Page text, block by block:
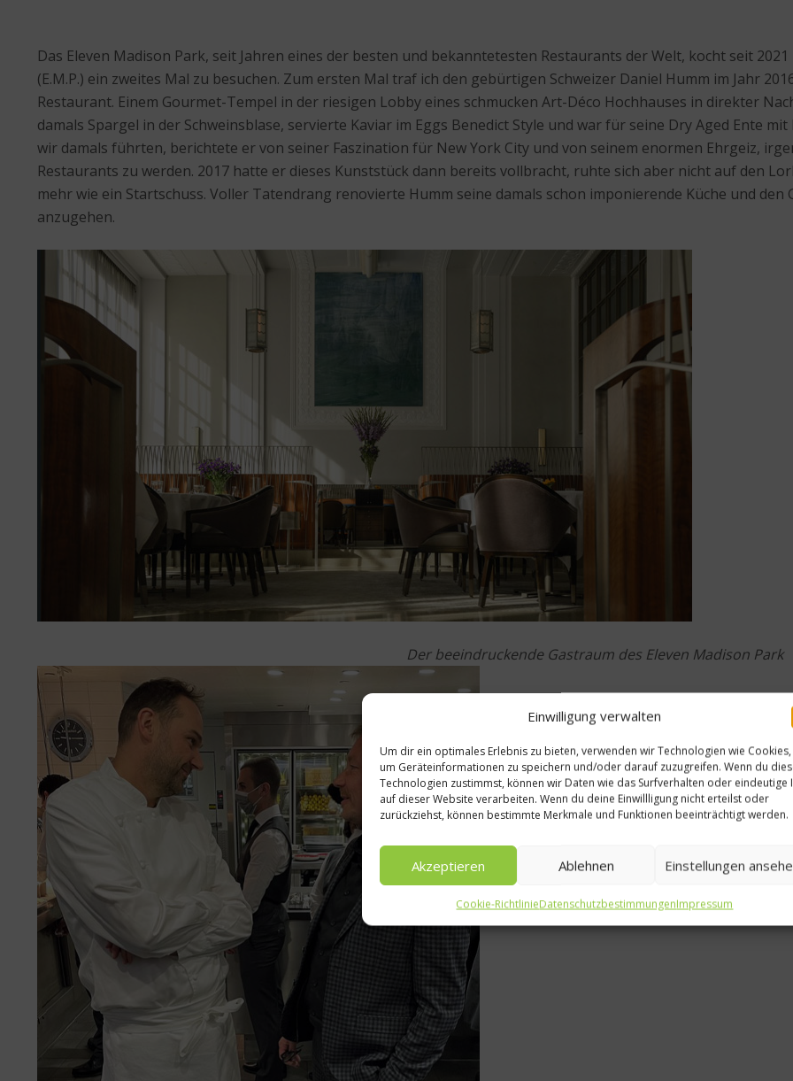
Einwilligung verwalten
Um dir ein optimales Erlebnis zu bieten, verwenden wir Technologien wie Cookies,
um Geräteinformationen zu speichern und/oder darauf zuzugreifen. Wenn du
Technologien zustimmst, können wir Daten wie das Surfverhalten oder eindeutige
auf dieser Website verarbeiten. Wenn du deine Einwillligung nicht erteilst oder
zurückziehst, können bestimmte Merkmale und Funktionen beeinträchtigt werden.
Akzeptieren Ablehnen Einstellungen
Cookie-RichtlinieDatenschutzbestimmungenImpressum
Das Eleven Madison Park, seit Jahren eines der besten und bekanntetesten Restaurants der Welt, kocht seit
(E.M.P.) ein zweites Mal zu besuchen. Zum ersten Mal traf ich den gebürtigen Schweizer Daniel Humm im Jahr
Restaurant. Einem Gourmet-Tempel in der riesigen Lobby eines schmucken Art-Déco Hochhauses in direkter
damals Spargel in der Schweinsblase, servierte Kaviar im Eggs Benedict Style und war für seine Dry Aged Ente
wir damals führten, berichtete er von seiner Faszination für New York City und von seinem enormen Ehrgeiz,
Restaurants zu werden. 2017 hatte er dieses Kunststück dann bereits vollbracht, ruhte sich aber nicht auf den
mehr wie ein Startschuss. Voller Tatendrang renovierte Humm seine damals schon imponierende Küche und den
anzugehen.
Der beeindruckende Gastraum des Eleven Madison Park